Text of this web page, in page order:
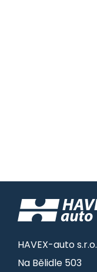
HAVEX-auto s.r.o.
Na Bělidle 503